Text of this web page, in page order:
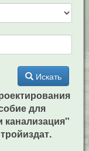
Искать
для
канализация"